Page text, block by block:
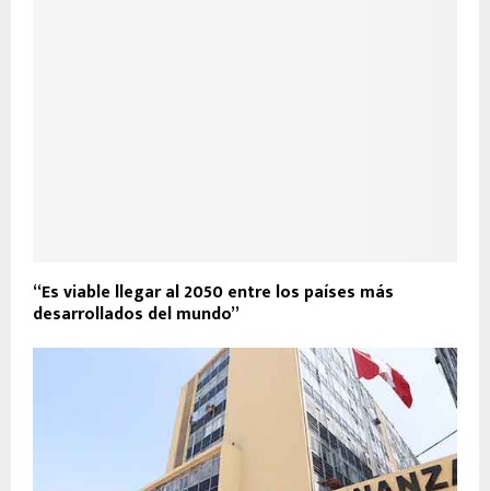
“Es viable llegar al 2050 entre los países más
desarrollados del mundo”